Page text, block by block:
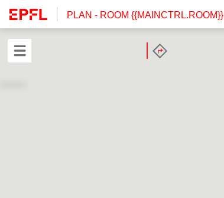
PLAN - ROOM {{MAINCTRL.ROOM}}